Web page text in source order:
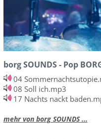
borg SOUNDS - Pop
04
08 Soll ich.mp3
17 Nachts nackt
mehr von borg SOUNDS ...